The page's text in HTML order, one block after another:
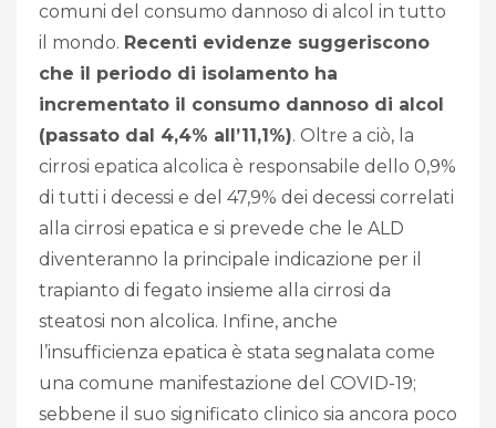
comuni del consumo dannoso di alcol in tutto
il mondo. Recenti evidenze suggeriscono
che il periodo di isolamento ha
incrementato il consumo dannoso di alcol
(passato dal 4,4% all’11,1%). Oltre a ciò, la
cirrosi epatica alcolica è responsabile dello 0,9%
di tutti i decessi e del 47,9% dei decessi correlati
alla cirrosi epatica e si prevede che le ALD
diventeranno la principale indicazione per il
trapianto di fegato insieme alla cirrosi da
steatosi non alcolica. Infine, anche
l’insufficienza epatica è stata segnalata come
una comune manifestazione del COVID-19;
sebbene il suo significato clinico sia ancora poco